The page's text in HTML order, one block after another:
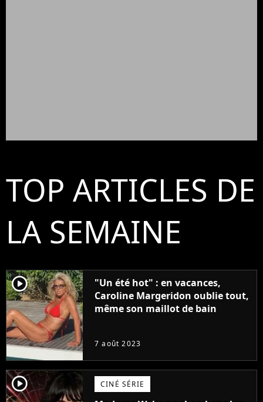
TOP ARTICLES DE
LA SEMAINE
player2
"Un été hot" : en vacances,
Caroline Margeridon oublie tout,
même son maillot de bain
7 août 2023
player2 CINÉ SÉRIE